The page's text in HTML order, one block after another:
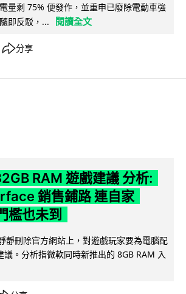
量剩 75% 便發作，並重申已廢除電動車強
即反駁，...
閱讀全文
分享
RAM 遊戲建議 分析:
銷售鋪路 連自家
檻也未到
靜刪除官方網站上，對遊戲玩家要為電腦配
議。分析指微軟同時新推出的 8GB RAM 入